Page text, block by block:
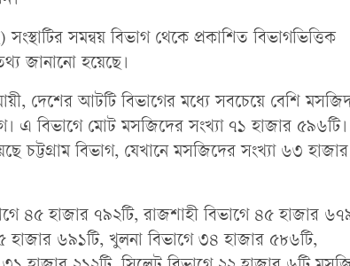
সমন্বয় বিভাগ থেকে প্রকাশিত বিভাগভিত্তিক
জানানো হয়েছে।
দেশের আটটি বিভাগের মধ্যে সবচেয়ে বেশি
এ বিভাগে মোট মসজিদের সংখ্যা ৭১ হাজার ৫৯৬টি।
চট্টগ্রাম বিভাগ, যেখানে মসজিদের সংখ্যা ৬৩ হাজার
৪৫ হাজার ৭৯২টি, রাজশাহী বিভাগে ৪৫ হাজার
হাজার ৬৯১টি, খুলনা বিভাগে ৩৪ হাজার ৫৮৬টি,